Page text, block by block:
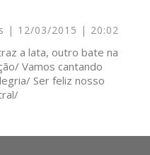
12/03/2015 20:02
a lata, outro bate na
Vamos cantando
Ser feliz nosso